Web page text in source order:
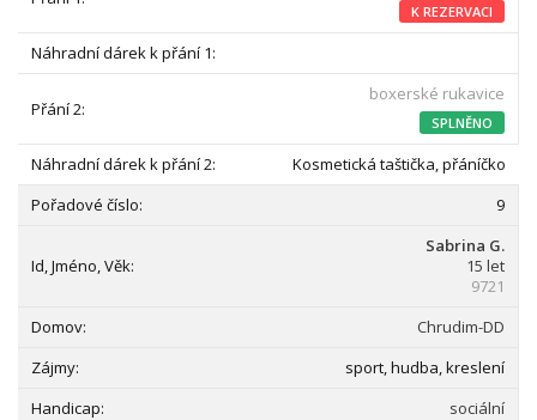
K REZERVACI
boxerské rukavice
SPLNĚNO
Kosmetická taštička, přáníčko
9
Sabrina G.
15 let
9721
Chrudim-DD
sport, hudba, kreslení
sociální